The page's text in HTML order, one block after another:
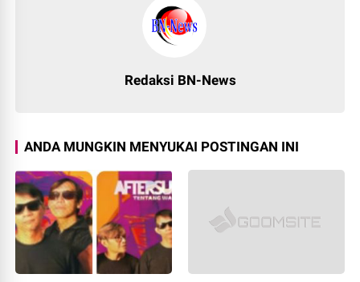
Redaksi BN-News
ANDA MUNGKIN MENYUKAI POSTINGAN INI